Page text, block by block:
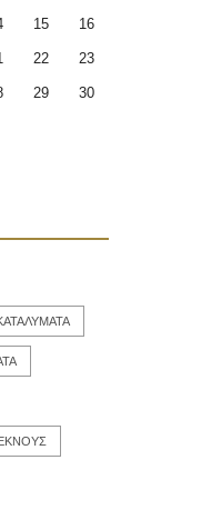
15 16
22 23
29 30